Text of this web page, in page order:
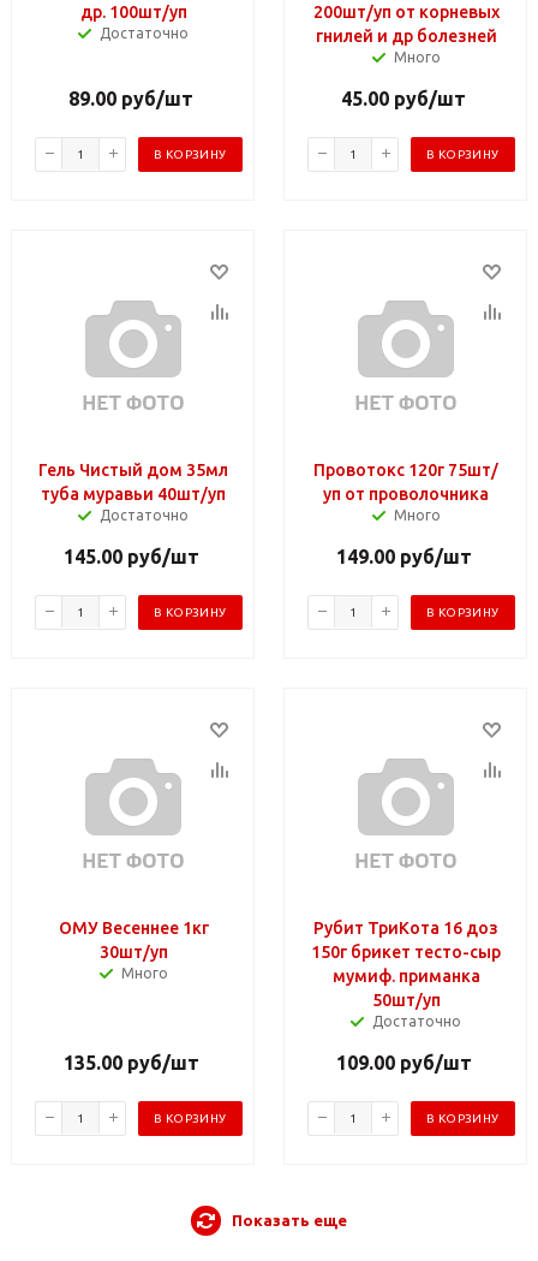
др. 100шт/уп
Достаточно
89.00 руб/шт
В КОРЗИНУ
200шт/уп от корневых
гнилей и др болезней
Много
45.00 руб/шт
В КОРЗИНУ
Гель Чистый дом 35мл
туба муравьи 40шт/уп
Достаточно
145.00руб/шт
В КОРЗИНУ
Провотокс 120г 75шт/
уп от проволочника
Много
149.00руб/шт
В КОРЗИНУ
ОМУ Весеннее 1кг
30шт/уп
Много
135.00руб/шт
В КОРЗИНУ
Рубит ТриКота 16 доз
150г брикет тесто-сыр
мумиф. приманка
50шт/уп
Достаточно
109.00руб/шт
В КОРЗИНУ
Показать еще